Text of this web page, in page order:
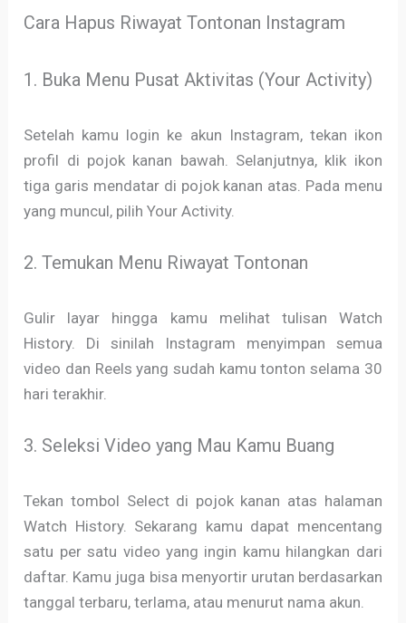
Cara Hapus Riwayat Tontonan Instagram
1. Buka Menu Pusat Aktivitas (Your Activity)
Setelah kamu login ke akun Instagram, tekan ikon
profil di pojok kanan bawah. Selanjutnya, klik ikon
tiga garis mendatar di pojok kanan atas. Pada menu
yang muncul, pilih Your Activity.
2. Temukan Menu Riwayat Tontonan
Gulir layar hingga kamu melihat tulisan Watch
History. Di sinilah Instagram menyimpan semua
video dan Reels yang sudah kamu tonton selama 30
hari terakhir.
3. Seleksi Video yang Mau Kamu Buang
Tekan tombol Select di pojok kanan atas halaman
Watch History. Sekarang kamu dapat mencentang
satu per satu video yang ingin kamu hilangkan dari
daftar. Kamu juga bisa menyortir urutan berdasarkan
tanggal terbaru, terlama, atau menurut nama akun.